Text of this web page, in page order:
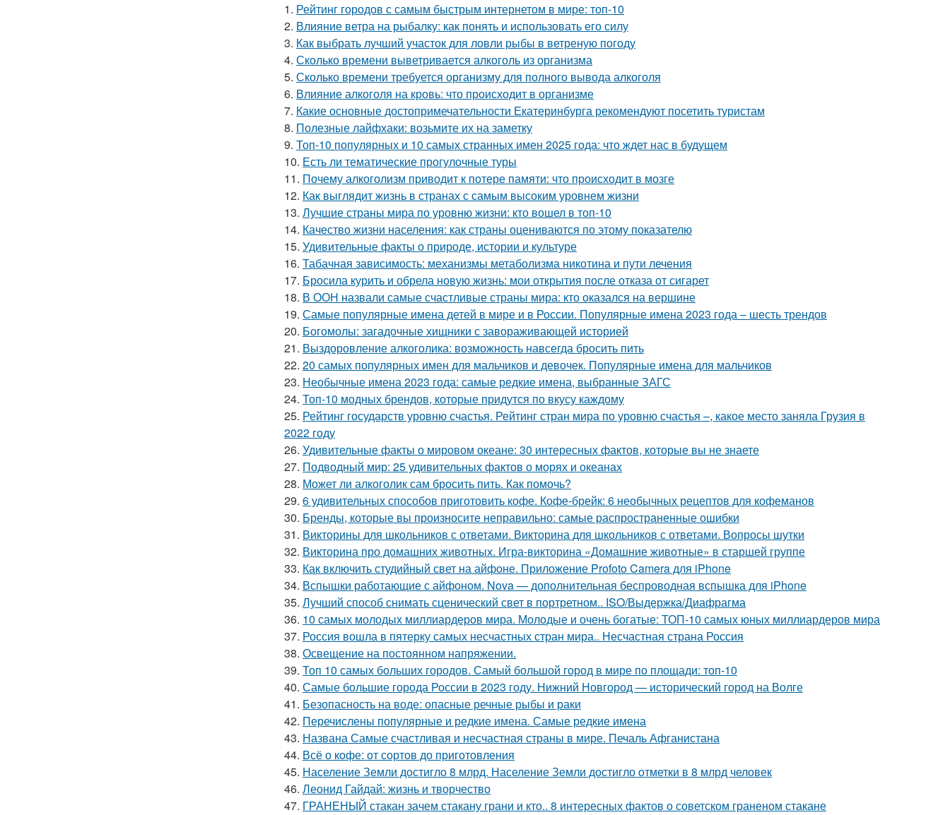
1. Рейтинг городов с самым быстрым интернетом в мире: топ-10
2. Влияние ветра на рыбалку: как понять и использовать его силу
3. Как выбрать лучший участок для ловли рыбы в ветреную погоду
4. Сколько времени выветривается алкоголь из организма
5. Сколько времени требуется организму для полного вывода алкоголя
6. Влияние алкоголя на кровь: что происходит в организме
7. Какие основные достопримечательности Екатеринбурга рекомендуют посетить туристам
8. Полезные лайфхаки: возьмите их на заметку
9. Топ-10 популярных и 10 самых странных имен 2025 года: что ждет нас в будущем
10. Есть ли тематические прогулочные туры
11. Почему алкоголизм приводит к потере памяти: что происходит в мозге
12. Как выглядит жизнь в странах с самым высоким уровнем жизни
13. Лучшие страны мира по уровню жизни: кто вошел в топ-10
14. Качество жизни населения: как страны оцениваются по этому показателю
15. Удивительные факты о природе, истории и культуре
16. Табачная зависимость: механизмы метаболизма никотина и пути лечения
17. Бросила курить и обрела новую жизнь: мои открытия после отказа от сигарет
18. В ООН назвали самые счастливые страны мира: кто оказался на вершине
19. Самые популярные имена детей в мире и в России. Популярные имена 2023 года – шесть трендов
20. Богомолы: загадочные хищники с завораживающей историей
21. Выздоровление алкоголика: возможность навсегда бросить пить
22. 20 самых популярных имен для мальчиков и девочек. Популярные имена для мальчиков
23. Необычные имена 2023 года: самые редкие имена, выбранные ЗАГС
24. Топ-10 модных брендов, которые придутся по вкусу каждому
25. Рейтинг государств уровню счастья. Рейтинг стран мира по уровню счастья –, какое место заняла Грузия в
2022 году
26. Удивительные факты о мировом океане: 30 интересных фактов, которые вы не знаете
27. Подводный мир: 25 удивительных фактов о морях и океанах
28. Может ли алкоголик сам бросить пить. Как помочь?
29. 6 удивительных способов приготовить кофе. Кофе-брейк: 6 необычных рецептов для кофеманов
30. Бренды, которые вы произносите неправильно: самые распространенные ошибки
31. Викторины для школьников с ответами. Викторина для школьников с ответами. Вопросы шутки
32. Викторина про домашних животных. Игра-викторина «Домашние животные» в старшей группе
33. Как включить студийный свет на айфоне. Приложение Profoto Camera для iPhone
34. Вспышки работающие с айфоном. Nova — дополнительная беспроводная вспышка для iPhone
35. Лучший способ снимать сценический свет в портретном.. ISO/Выдержка/Диафрагма
36. 10 самых молодых миллиардеров мира. Молодые и очень богатые: ТОП-10 самых юных миллиардеров мира
37. Россия вошла в пятерку самых несчастных стран мира.. Несчастная страна Россия
38. Освещение на постоянном напряжении.
39. Топ 10 самых больших городов. Самый большой город в мире по площади: топ-10
40. Самые большие города России в 2023 году. Нижний Новгород — исторический город на Волге
41. Безопасность на воде: опасные речные рыбы и раки
42. Перечислены популярные и редкие имена. Самые редкие имена
43. Названа Самые счастливая и несчастная страны в мире. Печаль Афганистана
44. Всё о кофе: от сортов до приготовления
45. Население Земли достигло 8 млрд. Население Земли достигло отметки в 8 млрд человек
46. Леонид Гайдай: жизнь и творчество
47. ГРАНЕНЫЙ стакан зачем стакану грани и кто.. 8 интересных фактов о советском граненом стакане